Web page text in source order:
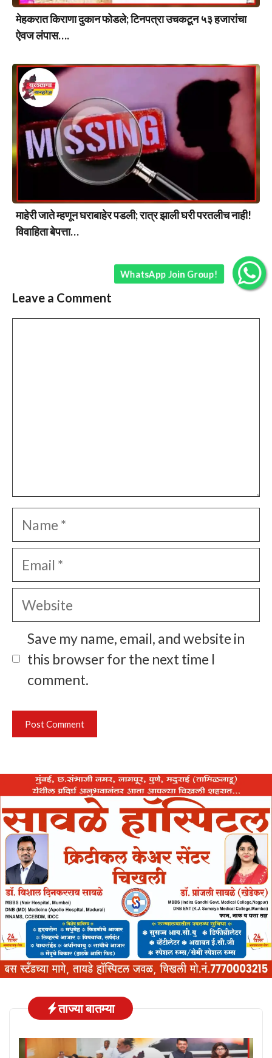
मेहकरात किराणा दुकान फोडले; टिनपत्रा उचकटून ५३ हजारांचा
ऐवज लंपास….
माहेरी जाते म्हणून घराबाहेर पडली; रात्र झाली घरी परतलीच नाही!
विवाहिता बेपत्ता…
Leave a Comment
Name
Email
Website
Save my name, email, and website in
this browser for the next time I
comment.
ताज्या बातम्या
WhatsApp Join Group!